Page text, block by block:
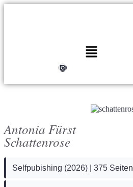
Antonia Fürst
Schattenrose
Selfpubishing (2026) | 375 Seiten